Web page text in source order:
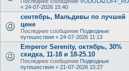
« 24-07-2026 15:40
сентябрь, Мальдивы по лучшей
цене
Последнее сообщение Подводные
путешествия « 24-07-2026 11:13
Emperor Serenity, октябрь, 30%
скидка, 11-18 и 18-25.10
Последнее сообщение Подводные
путешествия « 21-07-2026 15:27